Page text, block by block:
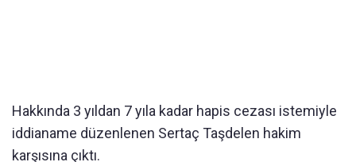
Hakkında 3 yıldan 7 yıla kadar hapis cezası istemiyle
iddianame düzenlenen Sertaç Taşdelen hakim
karşısına çıktı.